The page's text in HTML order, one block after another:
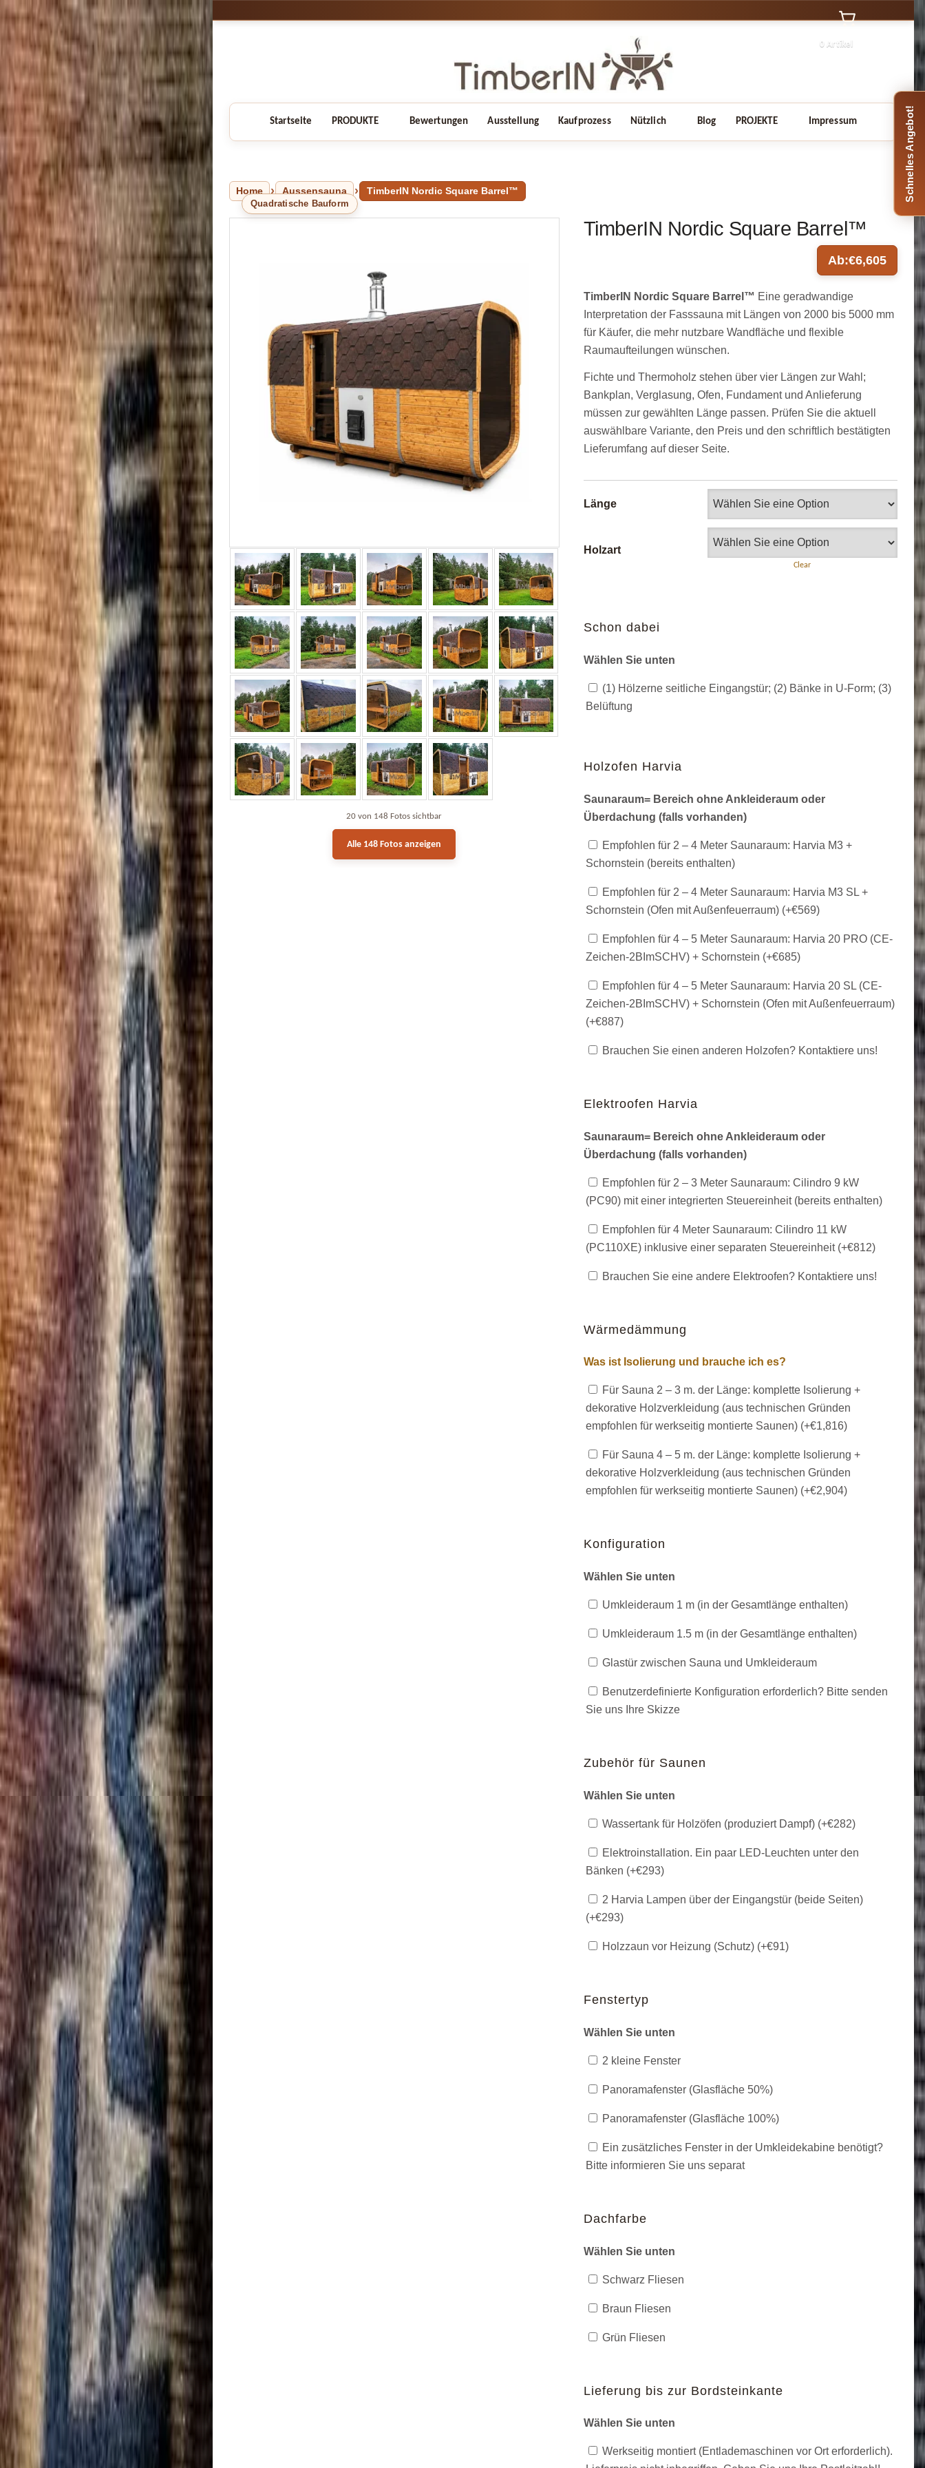
0 Artikel
Startseite PRODUKTE Bewertungen Ausstellung Kaufprozess Nützlich Blog PROJEKTE Impressum
Home Aussensauna TimberIN Nordic Square Barrel™
Quadratische Bauform
20 von 148 Fotos sichtbar
Alle 148 Fotos anzeigen
TimberIN Nordic Square Barrel™
Ab:€6,605
TimberIN Nordic Square Barrel™ Eine geradwandige
Interpretation der Fasssauna mit Längen von 2000 bis 5000 mm
für Käufer, die mehr nutzbare Wandfläche und flexible
Raumaufteilungen wünschen.
Fichte und Thermoholz stehen über vier Längen zur Wahl;
Bankplan, Verglasung, Ofen, Fundament und Anlieferung
müssen zur gewählten Länge passen. Prüfen Sie die aktuell
auswählbare Variante, den Preis und den schriftlich bestätigten
Lieferumfang auf dieser Seite.
Länge
Holzart
Clear
Schon dabei
Wählen Sie unten
(1) Hölzerne seitliche Eingangstür; (2) Bänke in U-Form; (3)
Belüftung
Holzofen Harvia
Saunaraum= Bereich ohne Ankleideraum oder
Überdachung (falls vorhanden)
Empfohlen für 2 – 4 Meter Saunaraum: Harvia M3 +
Schornstein (bereits enthalten)
Empfohlen für 2 – 4 Meter Saunaraum: Harvia M3 SL +
Schornstein (Ofen mit Außenfeuerraum) (+€569)
Empfohlen für 4 – 5 Meter Saunaraum: Harvia 20 PRO (CE-
Zeichen-2BImSCHV) + Schornstein (+€685)
Empfohlen für 4 – 5 Meter Saunaraum: Harvia 20 SL (CE-
Zeichen-2BImSCHV) + Schornstein (Ofen mit Außenfeuerraum)
(+€887)
Brauchen Sie einen anderen Holzofen? Kontaktiere uns!
Elektroofen Harvia
Saunaraum= Bereich ohne Ankleideraum oder
Überdachung (falls vorhanden)
Empfohlen für 2 – 3 Meter Saunaraum: Cilindro 9 kW
(PC90) mit einer integrierten Steuereinheit (bereits enthalten)
Empfohlen für 4 Meter Saunaraum: Cilindro 11 kW
(PC110XE) inklusive einer separaten Steuereinheit (+€812)
Brauchen Sie eine andere Elektroofen? Kontaktiere uns!
Wärmedämmung
Was ist Isolierung und brauche ich es?
Für Sauna 2 – 3 m. der Länge: komplette Isolierung +
dekorative Holzverkleidung (aus technischen Gründen
empfohlen für werkseitig montierte Saunen) (+€1,816)
Für Sauna 4 – 5 m. der Länge: komplette Isolierung +
dekorative Holzverkleidung (aus technischen Gründen
empfohlen für werkseitig montierte Saunen) (+€2,904)
Konfiguration
Wählen Sie unten
Umkleideraum 1 m (in der Gesamtlänge enthalten)
Umkleideraum 1.5 m (in der Gesamtlänge enthalten)
Glastür zwischen Sauna und Umkleideraum
Benutzerdefinierte Konfiguration erforderlich? Bitte senden
Sie uns Ihre Skizze
Zubehör für Saunen
Wählen Sie unten
Wassertank für Holzöfen (produziert Dampf) (+€282)
Elektroinstallation. Ein paar LED-Leuchten unter den
Bänken (+€293)
2 Harvia Lampen über der Eingangstür (beide Seiten)
(+€293)
Holzzaun vor Heizung (Schutz) (+€91)
Fenstertyp
Wählen Sie unten
2 kleine Fenster
Panoramafenster (Glasfläche 50%)
Panoramafenster (Glasfläche 100%)
Ein zusätzliches Fenster in der Umkleidekabine benötigt?
Bitte informieren Sie uns separat
Dachfarbe
Wählen Sie unten
Schwarz Fliesen
Braun Fliesen
Grün Fliesen
Lieferung bis zur Bordsteinkante
Wählen Sie unten
Werkseitig montiert (Entlademaschinen vor Ort erforderlich).
Schnelles Angebot!